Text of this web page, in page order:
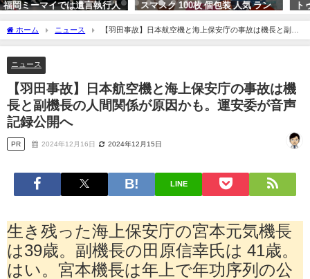
スマスク 100枚 個包装 人気 ラン
キング 韓国
トゥーン3エディション 子供・
孫 オススメ！
ホーム ニュース
【羽田事故】日本航空機と海上保安庁の事故は機長と副機
長の人間関係が原因かも。運安委が音声記録公開へ
ニュース
【羽田事故】日本航空機と海上保安庁の事故は機
長と副機長の人間関係が原因かも。運安委が音声
記録公開へ
PR 2024年12月16日 2024年12月15日
LINE
生き残った海上保安庁の宮本元気機長
は39歳。副機長の田原信幸氏は 41歳。
はい。宮本機長は年上で年功序列の公